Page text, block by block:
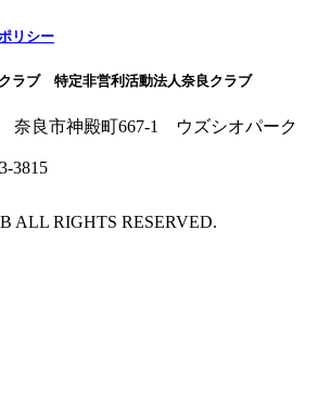
リシー
ラブ 特定非営利活動法人奈良クラブ
奈良市神殿町667-1
ウズシオパーク
3815
ALL RIGHTS RESERVED.